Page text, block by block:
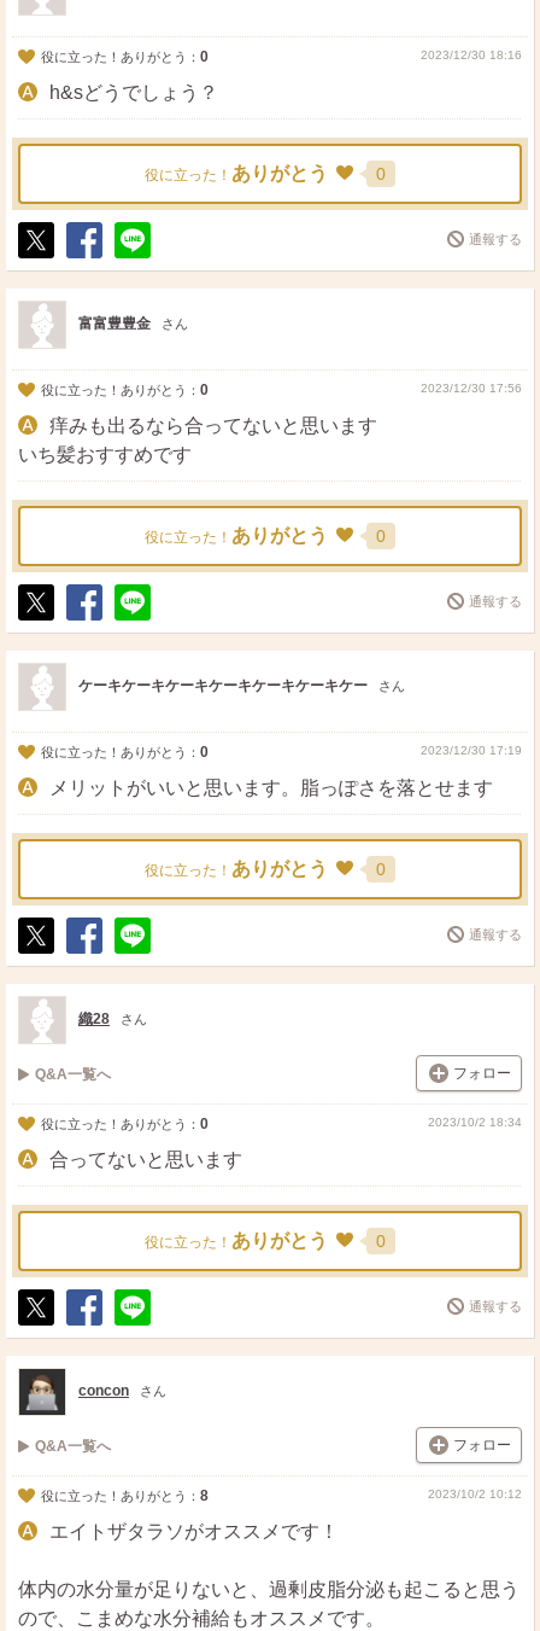
役に立った！ありがとう： 0 2023/12/30 18:16
h&sどうでしょう？
役に立った！ ありがとう 0
ポ
ス
ト
シ
ェ
送
る
通報する
富富豊豊金 さん
役に立った！ありがとう： 0 2023/12/30 17:56
痒みも出るなら合ってないと思います
いち髪おすすめです
役に立った！ ありがとう 0
ポ
ス
ト
シ
ェ
送
る
通報する
ケーキケーキケーキケーキケーキケーキケー さん
役に立った！ありがとう： 0 2023/12/30 17:19
メリットがいいと思います。脂っぽさを落とせます
役に立った！ ありがとう 0
ポ
ス
ト
シ
ェ
送
る
通報する
織28 さん
Q&A一覧へ フォロー
役に立った！ありがとう： 0 2023/10/2 18:34
合ってないと思います
役に立った！ ありがとう 0
ポ
ス
ト
シ
ェ
送
る
通報する
concon さん
Q&A一覧へ フォロー
役に立った！ありがとう： 8 2023/10/2 10:12
エイトザタラソがオススメです！
体内の水分量が足りないと、過剰皮脂分泌も起こると思う
ので、こまめな水分補給もオススメです。